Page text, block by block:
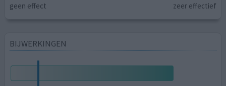
geen effect zeer effectief
BIJWERKINGEN